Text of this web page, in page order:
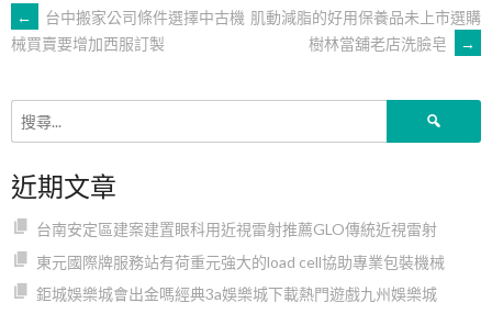
文
章
導
覽
←
台中搬家公司條件選擇中古機
械買賣要增加西服訂製
肌動減脂的好用保養品未上市選購
樹林當舖老店洗臉皂
→
近期文章
台南安定區建案建置眼科用近視雷射推薦GLO傳統近視雷射
東元國際牌服務站有荷重元強大的load cell協助專業包裝機械
鉅城娛樂城會出金嗎經典3a娛樂城下載熱門遊戲九州娛樂城